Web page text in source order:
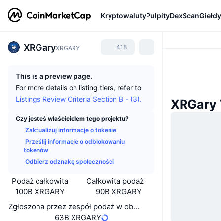
KryptowalutyPulpityDexScanGiełdy
XRGaryXRGARY 418
This is a preview page.
For more details on listing tiers, refer to
Listings Review Criteria Section B - (3).
Czy jesteś właścicielem tego projektu?
Zaktualizuj informacje o tokenie
Prześlij informacje o odblokowaniu
tokenów
Odbierz odznakę społeczności
Podaż całkowita
100B XRGARY
Całkowita podaż
90B XRGARY
Zgłoszona przez zespół podaż w obiegu
63B XRGARY